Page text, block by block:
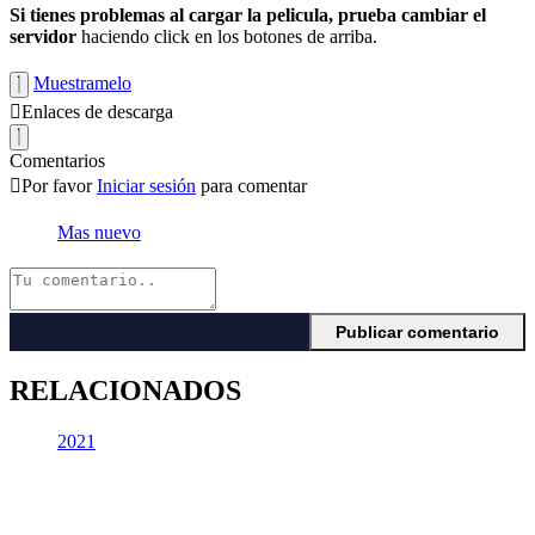
Si tienes problemas al cargar la pelicula, prueba cambiar el
servidor haciendo click en los botones de arriba.
Muestramelo
Enlaces de descarga
Comentarios
Por favorIniciar sesión para comentar
Mas nuevo
RELACIONADOS
2021